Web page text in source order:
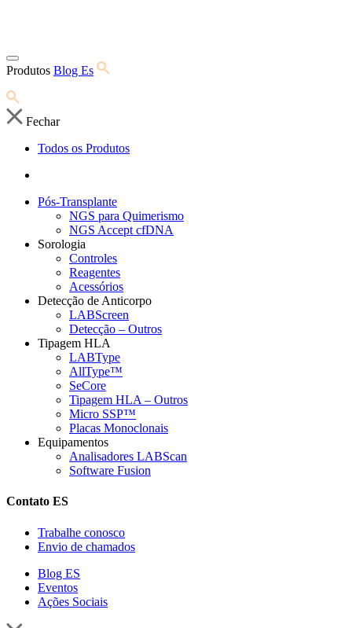
Produtos Blog Es
Fechar
Todos os Produtos
Pós-Transplante
NGS para Quimerismo
NGS Accept cfDNA
Sorologia
Controles
Reagentes
Acessórios
Detecção de Anticorpo
LABScreen
Detecção – Outros
Tipagem HLA
LABType
AllType™
SeCore
Tipagem HLA – Outros
Micro SSP™
Placas Monoclonais
Equipamentos
Analisadores LABScan
Software Fusion
Contato ES
Trabalhe conosco
Envio de chamados
Blog ES
Eventos
Ações Sociais